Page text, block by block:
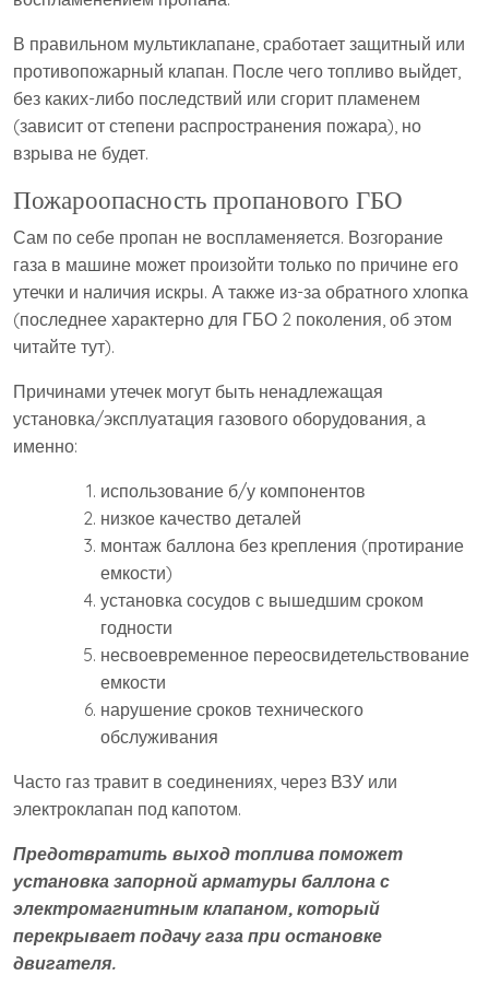
В правильном мультиклапане, сработает защитный или
противопожарный клапан. После чего топливо выйдет,
без каких-либо последствий или сгорит пламенем
(зависит от степени распространения пожара), но
взрыва не будет.
Пожароопасность пропанового ГБО
Сам по себе пропан не воспламеняется. Возгорание
газа в машине может произойти только по причине его
утечки и наличия искры. А также из-за обратного хлопка
(последнее характерно для ГБО 2 поколения, об этом
читайте тут).
Причинами утечек могут быть ненадлежащая
установка/эксплуатация газового оборудования, а
именно:
использование б/у компонентов
низкое качество деталей
монтаж баллона без крепления (протирание
емкости)
установка сосудов с вышедшим сроком
годности
несвоевременное переосвидетельствование
емкости
нарушение сроков технического
обслуживания
Часто газ травит в соединениях, через ВЗУ или
электроклапан под капотом.
Предотвратить выход топлива поможет
установка запорной арматуры баллона с
электромагнитным клапаном, который
перекрывает подачу газа при остановке
двигателя.